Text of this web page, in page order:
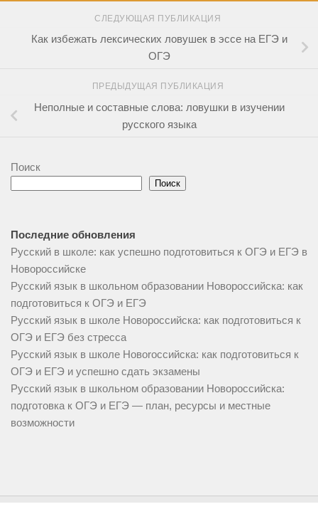
СЛЕДУЮЩАЯ ПУБЛИКАЦИЯ
Как избежать лексических ловушек в эссе на ЕГЭ и
ОГЭ
ПРЕДЫДУЩАЯ ПУБЛИКАЦИЯ
Неполные и составные слова: ловушки в изучении
русского языка
Поиск
Поиск
Последние обновления
Русский в школе: как успешно подготовиться к ОГЭ и ЕГЭ в
Новороссийске
Русский язык в школьном образовании Новороссийска: как
подготовиться к ОГЭ и ЕГЭ
Русский язык в школе Новороссийска: как подготовиться к
ОГЭ и ЕГЭ без стресса
Русский язык в школе Новorоссийска: как подготовиться к
ОГЭ и ЕГЭ и успешно сдать экзамены
Русский язык в школьном образовании Новороссийска:
подготовка к ОГЭ и ЕГЭ — план, ресурсы и местные
возможности